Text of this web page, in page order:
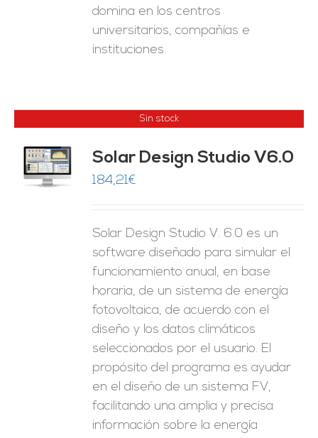
domina en los centros
universitarios, compañías e
instituciones.
Sin stock
Solar Design Studio V6.0
184,21€
Solar Design Studio V. 6.0 es un
software diseñado para simular el
funcionamiento anual, en base
horaria, de un sistema de energía
fotovoltaica, de acuerdo con el
diseño y los datos climáticos
seleccionados por el usuario. El
propósito del programa es ayudar
en el diseño de un sistema FV,
facilitando una amplia y precisa
información sobre la energía